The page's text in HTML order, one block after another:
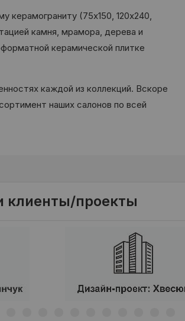
(75х150, 120х240,
камня, мрамора, дерева и
керамической плитке
каждой из коллекций. Вскоре
наших салонов по всей
клиенты/проекты